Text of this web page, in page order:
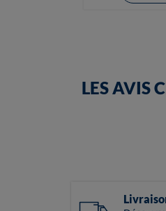
LES AVIS